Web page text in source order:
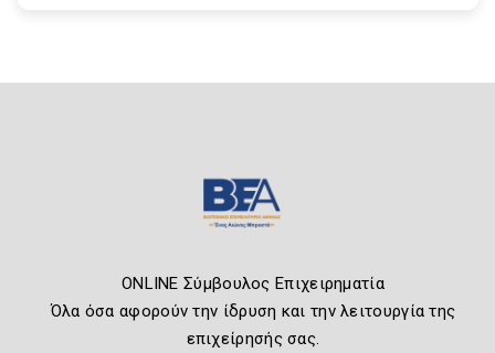
ONLINE Σύμβουλος Επιχειρηματία
Όλα όσα αφορούν την ίδρυση και την λειτουργία της
επιχείρησής σας.